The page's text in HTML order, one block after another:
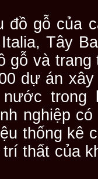
đồ gỗ của
Tây
gỗ và
dự án
trong
nghiệp
thống kê
thất của